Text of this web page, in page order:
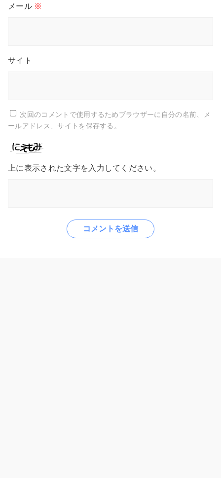
メール ※
サイト
次回のコメントで使用するためブラウザーに自分の名前、メ
ールアドレス、サイトを保存する。
上に表示された文字を入力してください。